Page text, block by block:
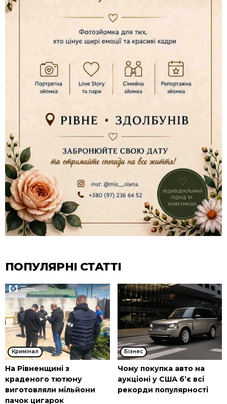
ПОПУЛЯРНІ СТАТТІ
Кримінал
На Рівненщині з
краденого тютюну
виготовляли мільйони
пачок цигарок
Бізнес
Чому покупка авто на
аукціоні у США б’є всі
рекорди популярності